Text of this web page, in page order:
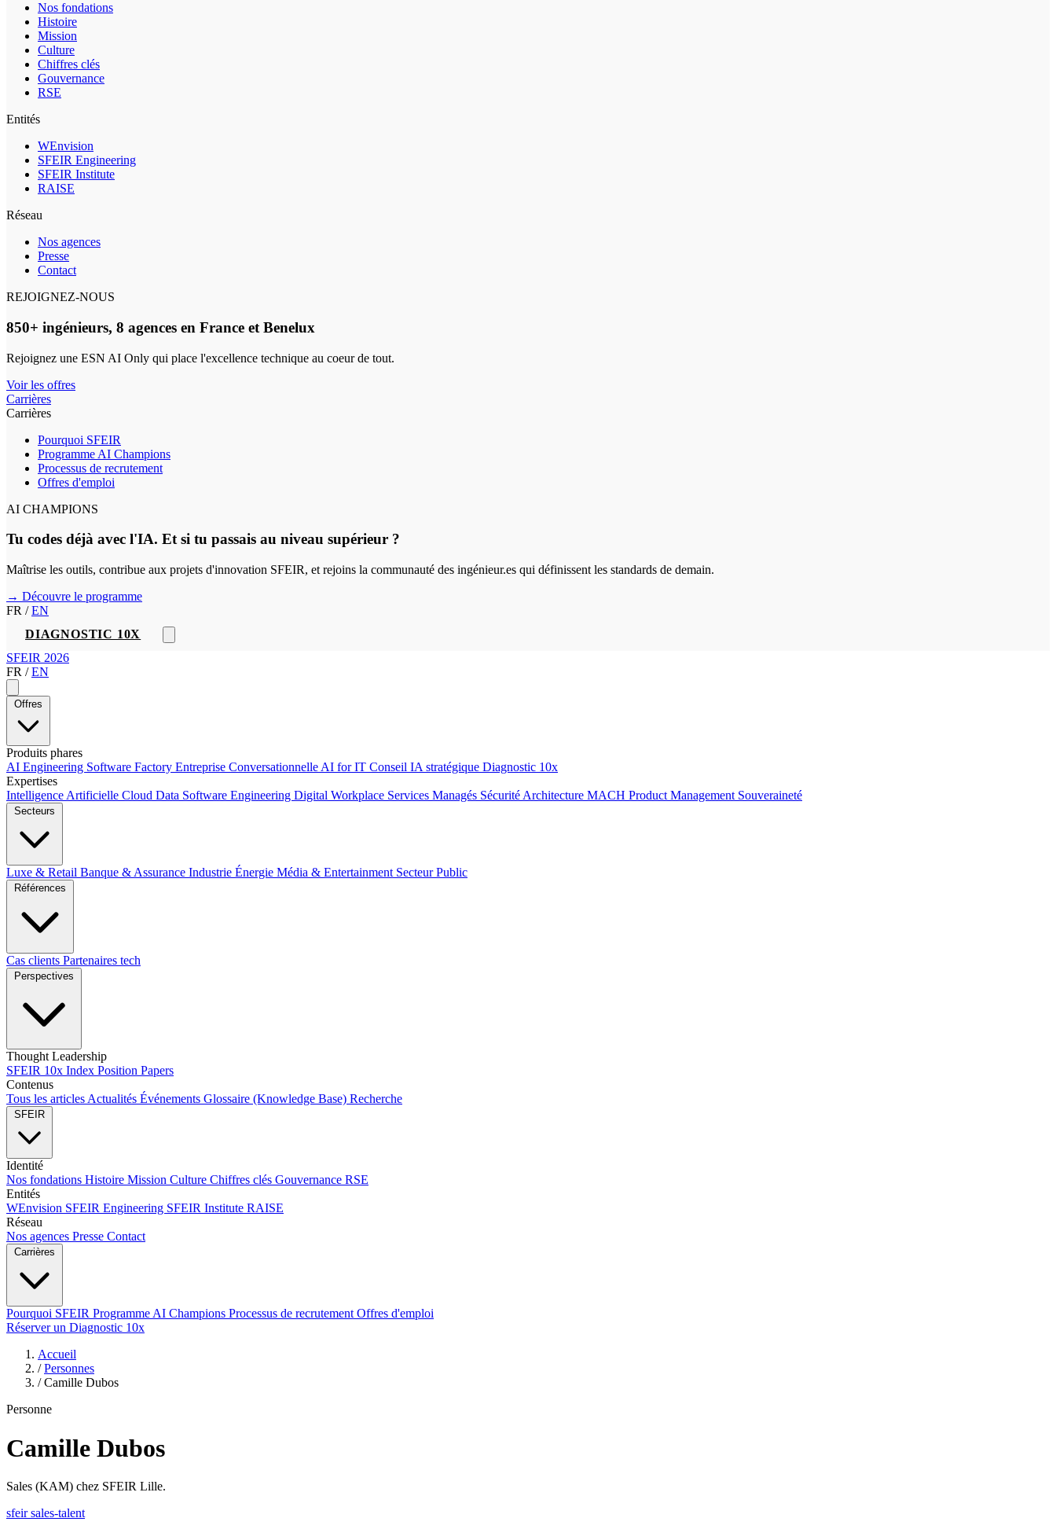
Nos fondations
Histoire
Mission
Culture
Chiffres clés
Gouvernance
RSE
Entités
WEnvision
SFEIR Engineering
SFEIR Institute
RAISE
Réseau
Nos agences
Presse
Contact
REJOIGNEZ-NOUS
850+ ingénieurs, 8 agences en France et Benelux
Rejoignez une ESN AI Only qui place l'excellence technique au coeur de tout.
Voir les offres
Carrières
Carrières
Pourquoi SFEIR
Programme AI Champions
Processus de recrutement
Offres d'emploi
AI CHAMPIONS
Tu codes déjà avec l'IA. Et si tu passais au niveau supérieur ?
Maîtrise les outils, contribue aux projets d'innovation SFEIR, et rejoins la communauté des ingénieur.es qui définissent les standards de demain.
→ Découvre le programme
FR / EN
DIAGNOSTIC 10X
SFEIR 2026
FR / EN
Offres
Produits phares
AI Engineering Software Factory Entreprise Conversationnelle AI for IT Conseil IA stratégique Diagnostic 10x
Expertises
Intelligence Artificielle Cloud Data Software Engineering Digital Workplace Services Managés Sécurité Architecture MACH Product Management Souveraineté
Secteurs
Luxe & Retail Banque & Assurance Industrie Énergie Média & Entertainment Secteur Public
Références
Cas clients Partenaires tech
Perspectives
Thought Leadership
SFEIR 10x Index Position Papers
Contenus
Tous les articles Actualités Événements Glossaire (Knowledge Base) Recherche
SFEIR
Identité
Nos fondations Histoire Mission Culture Chiffres clés Gouvernance RSE
Entités
WEnvision SFEIR Engineering SFEIR Institute RAISE
Réseau
Nos agences Presse Contact
Carrières
Pourquoi SFEIR Programme AI Champions Processus de recrutement Offres d'emploi
Réserver un Diagnostic 10x
Accueil
/ Personnes
/ Camille Dubos
Personne
Camille Dubos
Sales (KAM) chez SFEIR Lille.
sfeirsales-talent